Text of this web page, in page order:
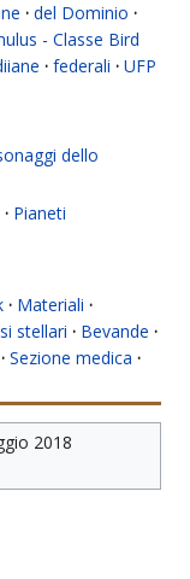
· del Dominio ·
- Classe Bird
· federali · UFP
dello
· Pianeti
· Materiali ·
stellari · Bevande ·
· Sezione medica ·
2018